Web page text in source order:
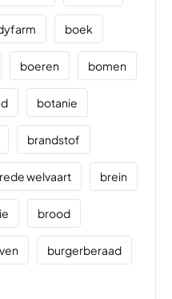
boek
boeren bomen
botanie
brandstof
welvaart brein
brood
burgerberaad